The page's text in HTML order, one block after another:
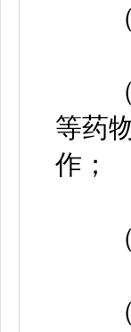
（
（
等药
作；
（
（